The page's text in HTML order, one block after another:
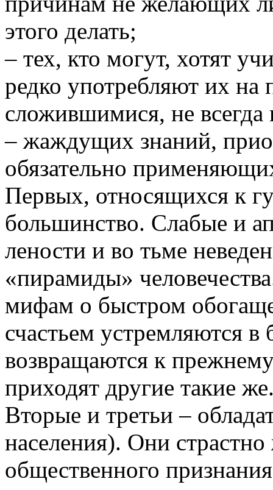
этого делать;
– тех, кто могут, хотят
редко употребляют их на
сложившимися, не
– жаждущих знаний,
обязательно
Первых, относящихся к
большинство. Слабые и
лености и во тьме
«пирамиды»
мифам о быстром
счастьем устремляются
возвращаются к
приходят другие такие
Вторые и третьи –
населения). Они
общественного